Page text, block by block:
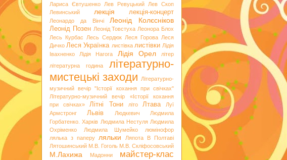
Лариса Євтушенко
Лев Ревуцький
Лев Скоп
Левинський
лекція лекція-концерт
Леонардо да Вінчі Леонід Колєсніков
Леонід Позен Леонід Товстуха Леонора Блох
Лесь Курбас
Лесь Сердюк Леся Горова Леся
Дичко Леся Українка листівка листівки Лідія
Івахненко
Лідія Нагога Лідія Орел
літер
літературна година
літературно-
мистецькі заходи
Літературно-
музичний вечір "Історії кохання при свічках"
Літературно-музичний вечір «Історії кохання
при свічках»
Літні Тони літо Лтава
Луї
Армстронг
Львів Людкевич
Людмила
Горбатенко. Харків Людмила Нестуля Людмила
Охріменко
Людмила Шумейко
люмінофор
лялька з паперу
ляльки
Ляпота В Полтаві
Лятошинський М.В. Гоголь М.В. Скліфосовський
М.Лахижа Мадонни майстер-клас